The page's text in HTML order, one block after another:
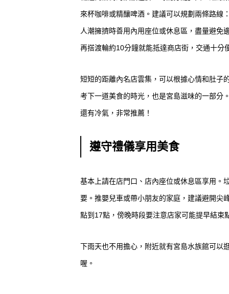
來杯咖啡或精釀啤酒。建議可以規劃兩條路線
人潮擁擠時善用內用座位或休息區，盡量避免
再搭渡輪約10分鐘就能抵達商店街，交通十分
短短的距離內名店雲集，可以根據心情和肚子
考下一道美食的時光，也是宮島滋味的一部分
還有冷氣，非常推薦！
遵守禮儀享用美食
基本上請在店門口、店內座位或休息區享用。
要。推嬰兒車或帶小朋友的家庭，建議避開尖
點到17點，傍晚時段要注意店家可能提早結束
下雨天也不用擔心，附近就有宮島水族館可以
喔。